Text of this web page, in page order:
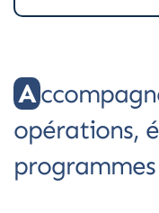
Accompagnement collectif :
opérations,
programmes